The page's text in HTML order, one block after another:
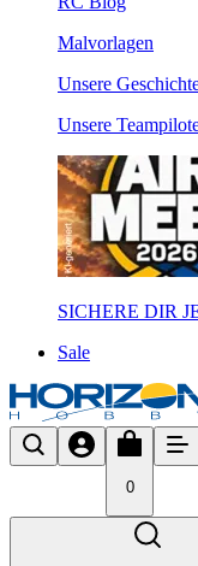
Malvorlagen
Unsere
Unsere
SICHERE DIR
Sale
0